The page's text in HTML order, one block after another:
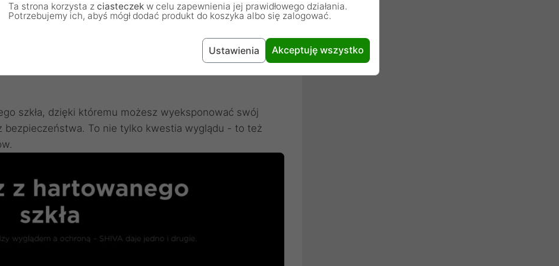
szkła, dzięki któremu możesz wyeksponować swój
To nie tylko kwestia wyglądu - to też
Ta strona korzysta z ciasteczek w celu zapewnienia jej prawidłowego działania.
Potrzebujemy ich, abyś mógł dodać produkt do koszyka albo się zalogować.
Ustawienia Akceptuję wszystko